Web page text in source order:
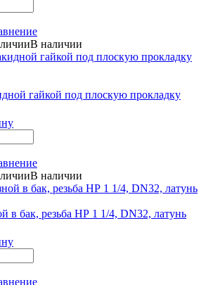
В наличии
гайкой под плоскую прокладку
В наличии
в бак, резьба НР 1 1/4, DN32, латунь